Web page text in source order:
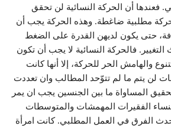
فعندها أن الحركة النسائية لن تحقق
مطلبية ضاغطة. وهذه الحركة يجب أن
حتى يكون لديهن القدرة على الضغط
فالحركة النسائية لا يجب أن تكون
والهامش الحر للحركة، إلا أنها كانت
لن يتم ما لم تتوّحد المطالب وان تعددت
المساواة ما بين الجنسين يجب ان يمر
الفقيرات المهمشات والمتوسطات
الفرق في العمل المطلبي. كانت امرأة